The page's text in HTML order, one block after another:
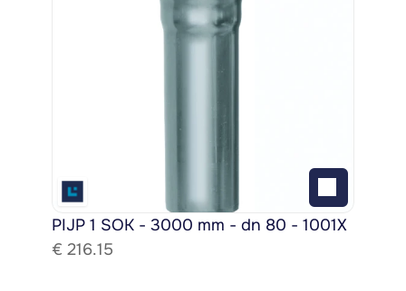
PIJP 1 SOK - 3000 mm - dn 80 - 1001X
€ 216.15